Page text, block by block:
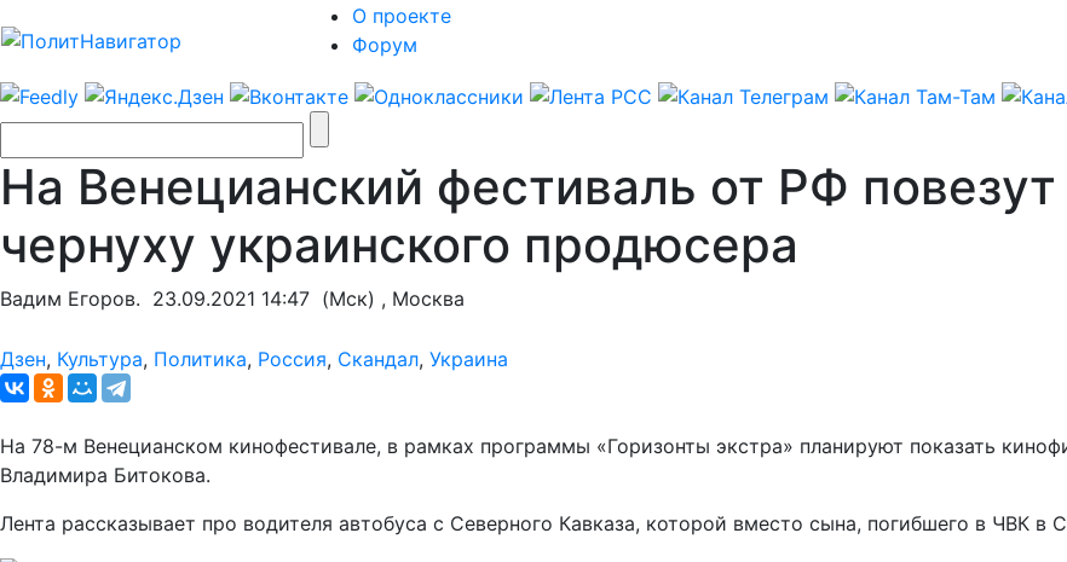
О проекте
Форум
На Венецианский фестиваль от РФ
чернуху украинского продюсера
Вадим Егоров. 23.09.2021 14:47 (Мск) , Москва
Дзен, Культура, Политика, Россия, Скандал, Украина
На 78-м Венецианском кинофестивале, в рамках программы «Горизонты экстра» планируют показать
Владимира Битокова.
Лента рассказывает про водителя автобуса с Северного Кавказа, которой вместо сына, погибшего в ЧВК в